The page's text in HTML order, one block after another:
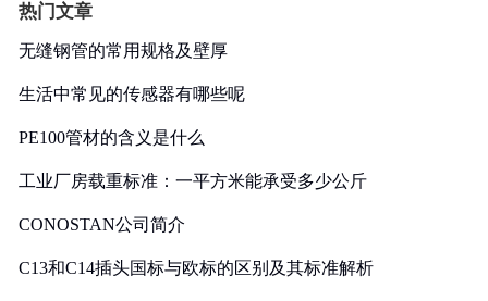
热门文章
无缝钢管的常用规格及壁厚
生活中常见的传感器有哪些呢
PE100管材的含义是什么
工业厂房载重标准：一平方米能承受多少公斤
CONOSTAN公司简介
C13和C14插头国标与欧标的区别及其标准解析